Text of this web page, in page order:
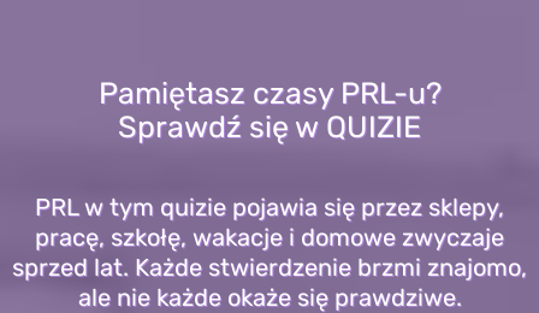
Pamiętasz czasy PRL-u?
Sprawdź się w QUIZIE
PRL w tym quizie pojawia się przez sklepy,
pracę, szkołę, wakacje i domowe zwyczaje
sprzed lat. Każde stwierdzenie brzmi znajomo,
ale nie każde okaże się prawdziwe.